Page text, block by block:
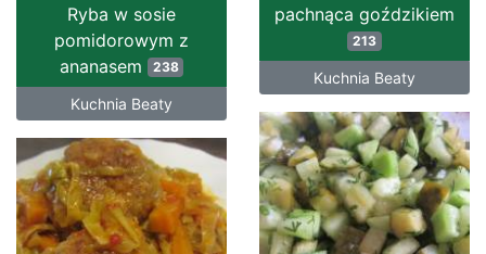
pachnąca goździkiem
213
Kuchnia Beaty
Ryba w sosie
pomidorowym z
ananasem
238
Kuchnia Beaty